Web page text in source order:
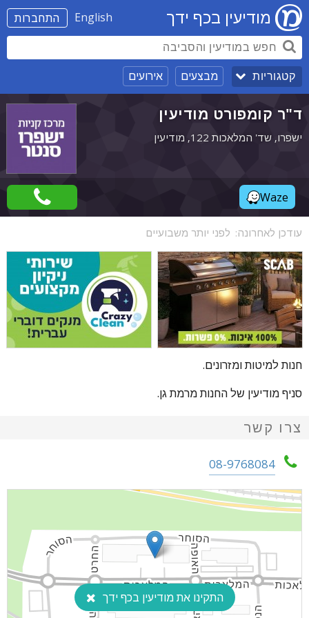
התחברות English מודיעין בכף ידך
קטגוריות מבצעים אירועים
ד"ר קומפורט מודיעין
ישפרו, שד' המלאכות 122, מודיעין
Waze
עודכן לאחרונה: לפני יותר משבועיים
חנות למיטות ומזרונים.
סניף מודיעין של החנות מרמת גן.
צרו קשר
08-9768084
התקינו את מודיעין בכף ידך